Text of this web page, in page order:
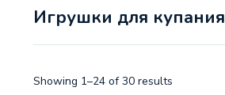
Игрушки для купания
Showing 1–24 of 30 results